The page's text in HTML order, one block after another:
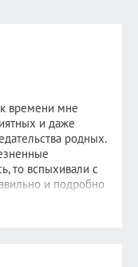
времени мне
и даже
родных.
то вспыхивали с
и подробно